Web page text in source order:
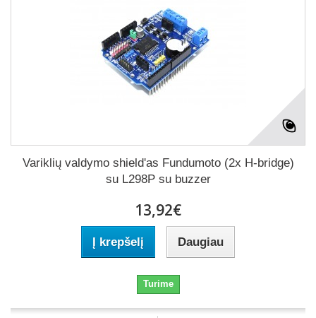
Variklių valdymo shield'as Fundumoto (2x H-bridge)
su L298P su buzzer
13,92€
Į krepšelį Daugiau
Turime